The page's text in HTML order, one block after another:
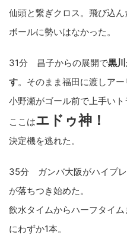
仙頭と繋ぎクロス。飛び込
ボールに勢いはなかった。
31分 昌子からの展開で黒
す。そのまま福田に渡しアー
小野瀬がゴール前で上手い
ここはエドゥ神！
決定機を逃れた。
35分 ガンバ大阪がハイプ
が落ちつき始めた。
飲水タイムからハーフタイ
にわずか1本。